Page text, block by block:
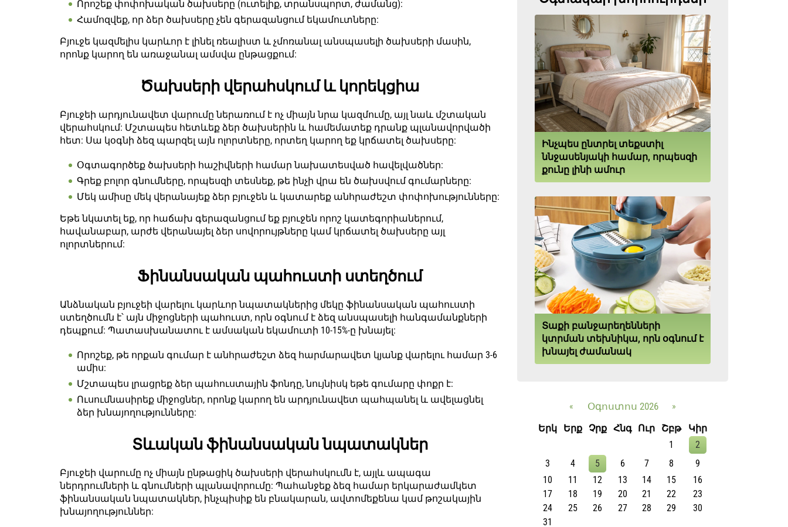
Որոշեք փոփոխական ծախսերը (ուտելիք, տրանսպորտ, ժամանց):
Համոզվեք, որ ձեր ծախսերը չեն գերազանցում եկամուտները:
Բյուջե կազմելիս կարևոր է լինել ռեալիստ և չմոռանալ անսպասելի ծախսերի մասին,
որոնք կարող են առաջանալ ամսվա ընթացքում:
Ծախսերի վերահսկում և կորեկցիա
Բյուջեի արդյունավետ վարումը ներառում է ոչ միայն նրա կազմումը, այլ նաև մշտական
վերահսկում: Մշտապես հետևեք ձեր ծախսերին և համեմատեք դրանք պլանավորվածի
հետ: Սա կօգնի ձեզ պարզել այն ոլորտները, որտեղ կարող եք կրճատել ծախսերը:
Օգտագործեք ծախսերի հաշիվների համար նախատեսված հավելվածներ:
Գրեք բոլոր գնումները, որպեսզի տեսնեք, թե ինչի վրա են ծախսվում գումարները:
Մեկ ամիսը մեկ վերանայեք ձեր բյուջեն և կատարեք անհրաժեշտ փոփոխությունները:
Եթե նկատել եք, որ հաճախ գերազանցում եք բյուջեն որոշ կատեգորիաներում,
հավանաբար, արժե վերանայել ձեր սովորույթները կամ կրճատել ծախսերը այլ
ոլորտներում:
Ֆինանսական պահուստի ստեղծում
Անձնական բյուջեի վարելու կարևոր նպատակներից մեկը ֆինանսական պահուստի
ստեղծումն է՝ այն միջոցների պահուստ, որն օգնում է ձեզ անսպասելի հանգամանքների
դեպքում: Պատասխանատու է ամսական եկամուտի 10-15%-ը խնայել:
Որոշեք, թե որքան գումար է անհրաժեշտ ձեզ հարմարավետ կյանք վարելու համար 3-6
ամիս:
Մշտապես լրացրեք ձեր պահուստային ֆոնդը, նույնիսկ եթե գումարը փոքր է:
Ուսումնասիրեք միջոցներ, որոնք կարող են արդյունավետ պահպանել և ավելացնել
ձեր խնայողությունները:
Տևական ֆինանսական նպատակներ
Բյուջեի վարումը ոչ միայն ընթացիկ ծախսերի վերահսկումն է, այլև ապագա
ներդրումների և գնումների պլանավորումը: Պահանջեք ձեզ համար երկարաժամկետ
ֆինանսական նպատակներ, ինչպիսիք են բնակարան, ավտոմեքենա կամ թոշակային
խնայողություններ:
Ինչպես ընտրել տեքստիլ
ննջասենյակի համար, որպեսզի
քունը լինի ամուր
Տաքի բանջարեղենների
կտրման տեխնիկա, որն օգնում է
խնայել ժամանակ
« Օգոստոս 2026
»
Երկ
Երք Չրք Հնգ Ուր Շբթ
Կիր
1
2
3
4 5 6 7 8
9
10
11 12 13 14 15
16
17
18 19 20 21 22
23
24
25 26 27 28 29
30
31